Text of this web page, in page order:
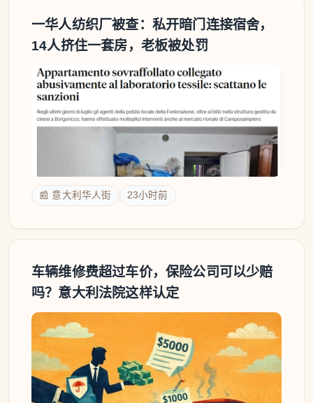
一华人纺织厂被查：私开暗门连接宿舍，
14人挤住一套房，老板被处罚
📰 意大利华人街 23小时前
车辆维修费超过车价，保险公司可以少赔
吗？意大利法院这样认定